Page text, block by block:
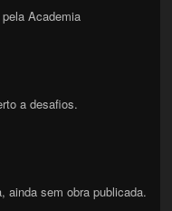
Academia
a desafios.
ainda sem obra publicada.